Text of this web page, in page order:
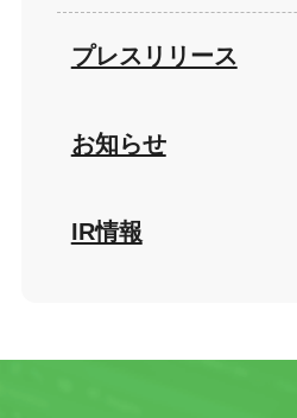
プレスリリース
お知らせ
IR情報